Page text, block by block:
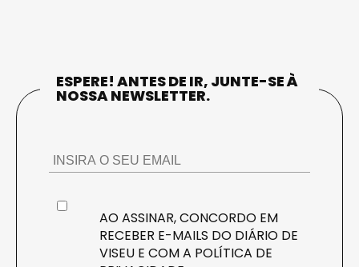
ESPERE! ANTES DE IR, JUNTE-SE À
NOSSA NEWSLETTER.
AO ASSINAR, CONCORDO EM
RECEBER E-MAILS DO DIÁRIO DE
VISEU E COM A POLÍTICA DE